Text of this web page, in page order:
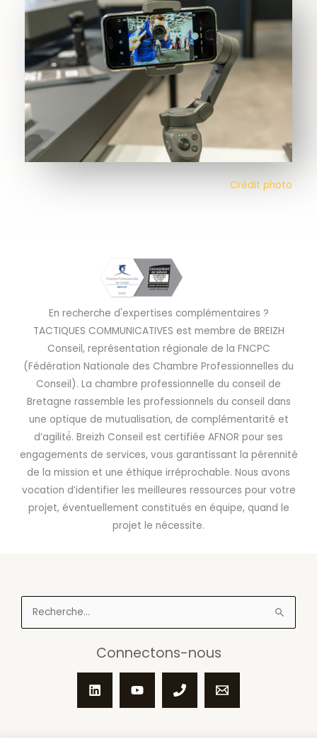
Crédit photo
En recherche d'expertises complémentaires ?
TACTIQUES COMMUNICATIVES est membre de BREIZH
Conseil, représentation régionale de la FNCPC
(Fédération Nationale des Chambre Professionnelles du
Conseil). La chambre professionnelle du conseil de
Bretagne rassemble les professionnels du conseil dans
une optique de mutualisation, de complémentarité et
d’agilité́. Breizh Conseil est certifiée AFNOR pour ses
engagements de services, vous garantissant la pérennité
de la mission et une éthique irréprochable. Nous avons
vocation d’identifier les meilleures ressources pour votre
projet, éventuellement constitués en équipe, quand le
projet le nécessite.
Rechercher :
Connectons-nous